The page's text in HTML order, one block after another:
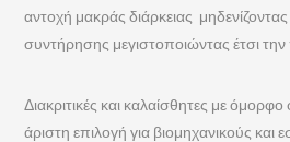
αντοχή μακράς διάρκειας
συντήρησης μεγιστοποιώντας έτσι
Διακριτικές και καλαίσθητες με όμορφο
άριστη επιλογή για βιομηχανικούς και